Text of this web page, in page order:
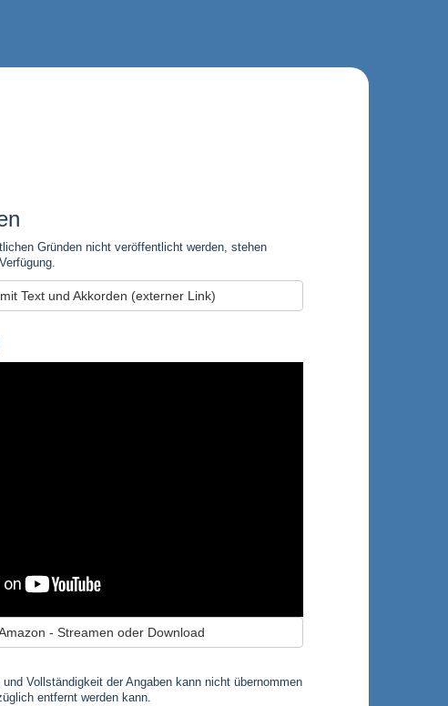
Gründen nicht veröffentlicht werden, stehen
Text und Akkorden (externer Link)
- Streamen oder Download
Vollständigkeit der Angaben kann nicht übernommen
entfernt werden kann.